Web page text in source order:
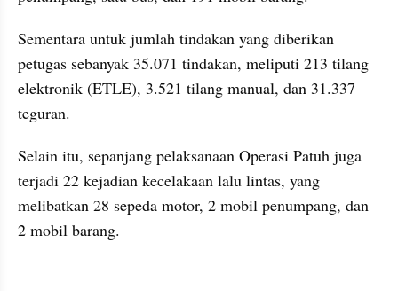
Sementara untuk jumlah tindakan yang diberikan
petugas sebanyak 35.071 tindakan, meliputi 213 tilang
elektronik (ETLE), 3.521 tilang manual, dan 31.337
teguran.
Selain itu, sepanjang pelaksanaan Operasi Patuh juga
terjadi 22 kejadian kecelakaan lalu lintas, yang
melibatkan 28 sepeda motor, 2 mobil penumpang, dan
2 mobil barang.